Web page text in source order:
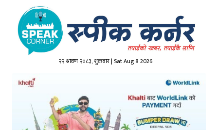
२२ श्रावण २०८३, शुक्रबार | Sat Aug 8 2026